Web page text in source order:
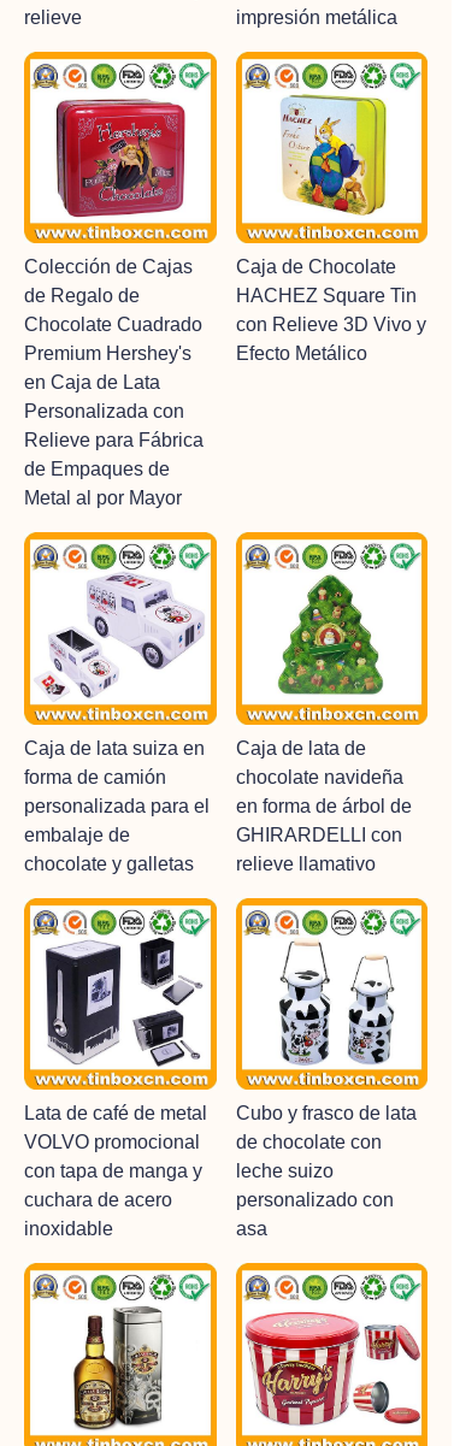
relieve
impresión metálica
Colección de Cajas
de Regalo de
Chocolate Cuadrado
Premium Hershey's
en Caja de Lata
Personalizada con
Relieve para Fábrica
de Empaques de
Metal al por Mayor
Caja de Chocolate
HACHEZ Square Tin
con Relieve 3D Vivo y
Efecto Metálico
Caja de lata suiza en
forma de camión
personalizada para el
embalaje de
chocolate y galletas
Caja de lata de
chocolate navideña
en forma de árbol de
GHIRARDELLI con
relieve llamativo
Lata de café de metal
VOLVO promocional
con tapa de manga y
cuchara de acero
inoxidable
Cubo y frasco de lata
de chocolate con
leche suizo
personalizado con
asa